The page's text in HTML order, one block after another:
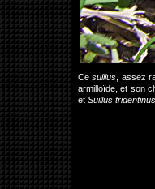
Cesuillus , assez
armilloïde, et son
et Suillus tridentinus